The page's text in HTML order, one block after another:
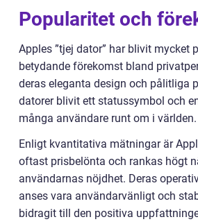
Popularitet och
Apples ”tjej dator” har blivit mycket
betydande förekomst bland
deras eleganta design och pålitliga
datorer blivit ett statussymbol och
många användare runt om i världen.
Enligt kvantitativa mätningar är
oftast prisbelönta och rankas högt
användarnas nöjdhet. Deras
anses vara användarvänligt och
bidragit till den positiva